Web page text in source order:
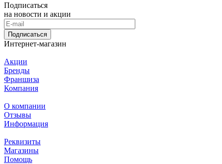
Подписаться
на новости и акции
Подписаться
Интернет-магазин
Акции
Бренды
Франшиза
Компания
О компании
Отзывы
Информация
Реквизиты
Магазины
Помощь